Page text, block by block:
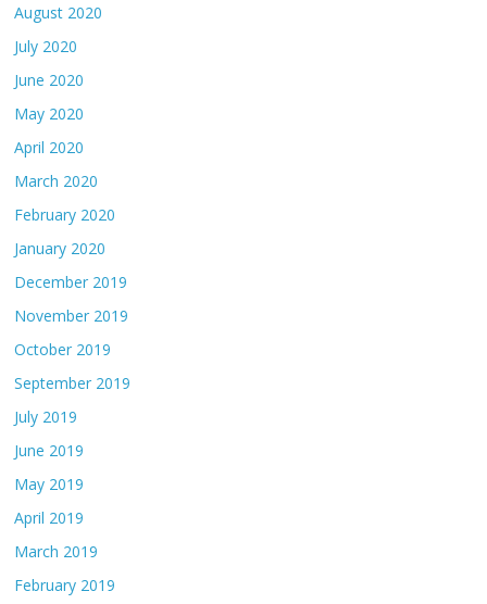
August 2020
July 2020
June 2020
May 2020
April 2020
March 2020
February 2020
January 2020
December 2019
November 2019
October 2019
September 2019
July 2019
June 2019
May 2019
April 2019
March 2019
February 2019